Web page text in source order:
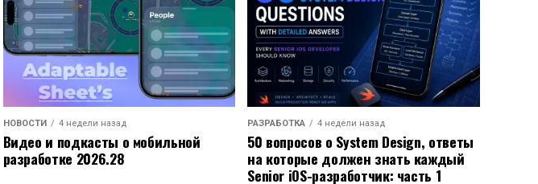
НОВОСТИ 4 недели назад
Видео и подкасты о мобильной
разработке 2026.28
РАЗРАБОТКА 4 недели назад
50 вопросов о System Design, ответы
на которые должен знать каждый
Senior iOS-разработчик: часть 1